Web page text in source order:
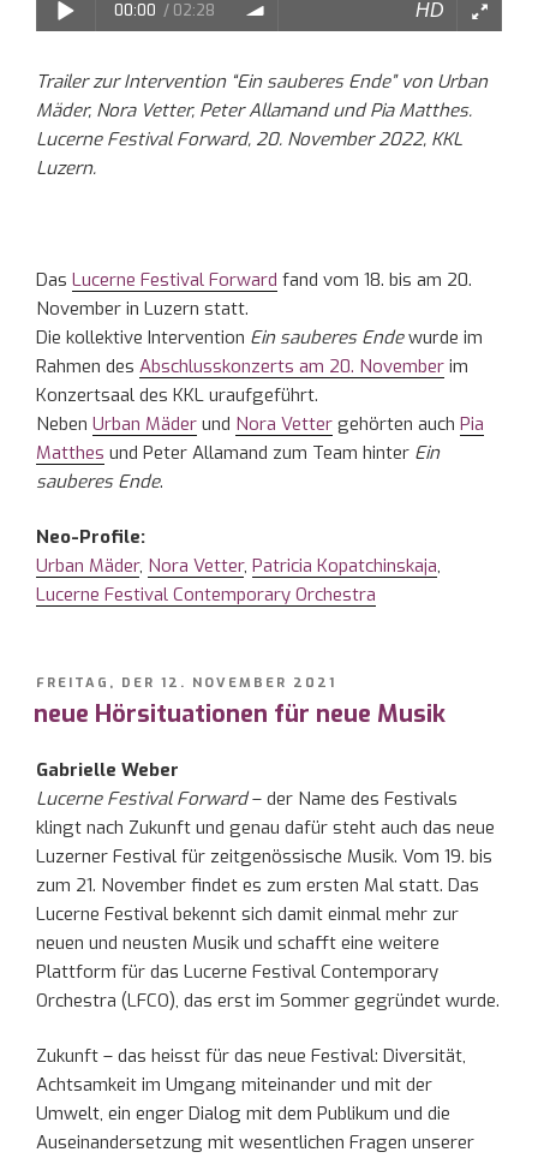
Trailer zur Intervention “Ein sauberes Ende” von Urban
Mäder, Nora Vetter, Peter Allamand und Pia Matthes.
Lucerne Festival Forward, 20. November 2022, KKL
Luzern.
Das Lucerne Festival Forward fand vom 18. bis am 20.
November in Luzern statt.
Die kollektive Intervention Ein sauberes Endewurde im
Rahmen des Abschlusskonzerts am 20. November im
Konzertsaal des KKL uraufgeführt.
Neben Urban Mäder und Nora Vetter gehörten auch Pia
Matthes und Peter Allamand zum Team hinter Ein
sauberes Ende.
Neo-Profile:
Urban Mäder, Nora Vetter, Patricia Kopatchinskaja,
Lucerne Festival Contemporary Orchestra
VERÖFFENTLICHT
FREITAG, DER 12. NOVEMBER 2021
neue Hörsituationen für neue Musik
Gabrielle Weber
Lucerne Festival Forward– der Name des Festivals
klingt nach Zukunft und genau dafür steht auch das neue
Luzerner Festival für zeitgenössische Musik. Vom 19. bis
zum 21. November findet es zum ersten Mal statt. Das
Lucerne Festival bekennt sich damit einmal mehr zur
neuen und neusten Musik und schafft eine weitere
Plattform für das Lucerne Festival Contemporary
Orchestra (LFCO), das erst im Sommer gegründet wurde.
Zukunft – das heisst für das neue Festival: Diversität,
Achtsamkeit im Umgang miteinander und mit der
Umwelt, ein enger Dialog mit dem Publikum und die
Auseinandersetzung mit wesentlichen Fragen unserer